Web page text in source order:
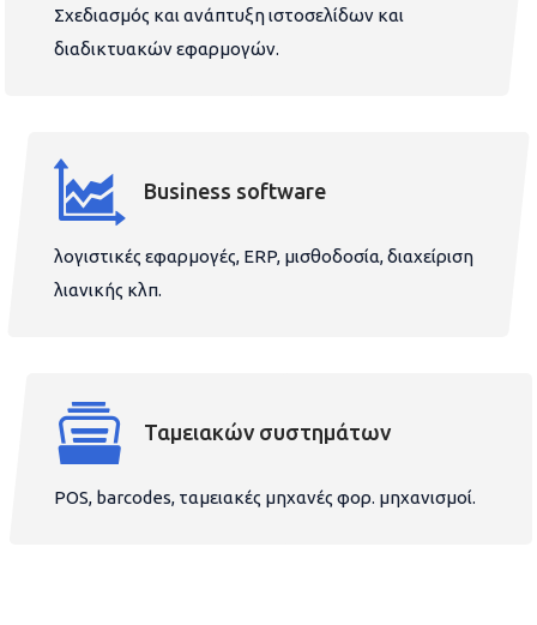
Σχεδιασμός και ανάπτυξη ιστοσελίδων και
διαδικτυακών εφαρμογών.
Business software
λογιστικές εφαρμογές, ERP, μισθοδοσία, διαχείριση
λιανικής κλπ.
Ταμειακών συστημάτων
POS, barcodes, ταμειακές μηχανές φορ. μηχανισμοί.